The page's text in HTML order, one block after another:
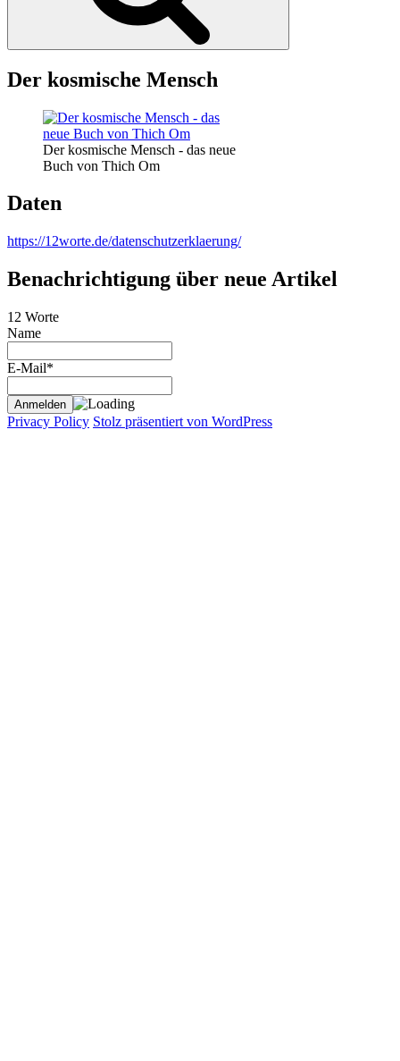
Der kosmische Mensch
Der kosmische Mensch - das neue
Buch von Thich Om
Daten
https://12worte.de/datenschutzerklaerung/
Benachrichtigung über neue Artikel
12 Worte
Name
E-Mail*
Privacy Policy Stolz präsentiert von WordPress